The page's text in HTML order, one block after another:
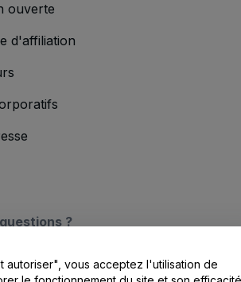
ouverte
d'affiliation
?
/ Nous contacter
autoriser", vous acceptez l'utilisation de